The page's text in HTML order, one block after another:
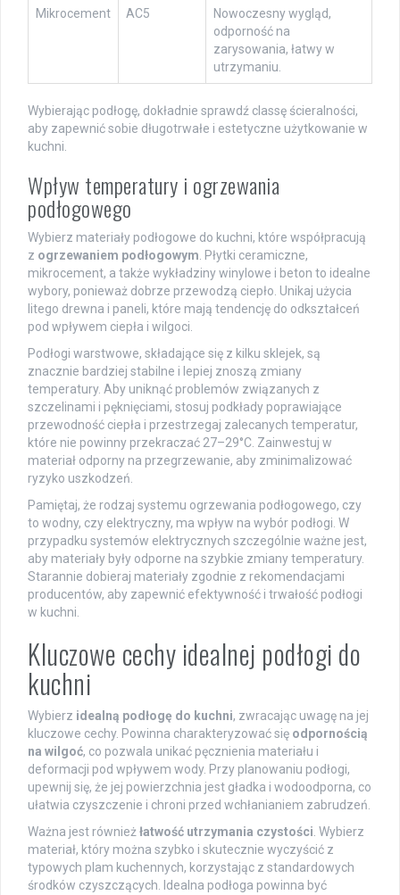
Mikrocement AC5
Nowoczesny wygląd,
odporność na
zarysowania, łatwy w
utrzymaniu.
Wybierając podłogę, dokładnie sprawdź classę ścieralności,
aby zapewnić sobie długotrwałe i estetyczne użytkowanie w
kuchni.
Wpływ temperatury i ogrzewania
podłogowego
Wybierz materiały podłogowe do kuchni, które współpracują
z ogrzewaniem podłogowym. Płytki ceramiczne,
mikrocement, a także wykładziny winylowe i beton to idealne
wybory, ponieważ dobrze przewodzą ciepło. Unikaj użycia
litego drewna i paneli, które mają tendencję do odkształceń
pod wpływem ciepła i wilgoci.
Podłogi warstwowe, składające się z kilku sklejek, są
znacznie bardziej stabilne i lepiej znoszą zmiany
temperatury. Aby uniknąć problemów związanych z
szczelinami i pęknięciami, stosuj podkłady poprawiające
przewodność ciepła i przestrzegaj zalecanych temperatur,
które nie powinny przekraczać 27–29°C. Zainwestuj w
materiał odporny na przegrzewanie, aby zminimalizować
ryzyko uszkodzeń.
Pamiętaj, że rodzaj systemu ogrzewania podłogowego, czy
to wodny, czy elektryczny, ma wpływ na wybór podłogi. W
przypadku systemów elektrycznych szczególnie ważne jest,
aby materiały były odporne na szybkie zmiany temperatury.
Starannie dobieraj materiały zgodnie z rekomendacjami
producentów, aby zapewnić efektywność i trwałość podłogi
w kuchni.
Kluczowe cechy idealnej podłogi do
kuchni
Wybierz idealną podłogę do kuchni, zwracając uwagę na jej
kluczowe cechy. Powinna charakteryzować się odpornością
na wilgoć, co pozwala unikać pęcznienia materiału i
deformacji pod wpływem wody. Przy planowaniu podłogi,
upewnij się, że jej powierzchnia jest gładka i wodoodporna, co
ułatwia czyszczenie i chroni przed wchłanianiem zabrudzeń.
Ważna jest równieżłatwość utrzymania czystości. Wybierz
materiał, który można szybko i skutecznie wyczyścić z
typowych plam kuchennych, korzystając z standardowych
środków czyszczących. Idealna podłoga powinna być